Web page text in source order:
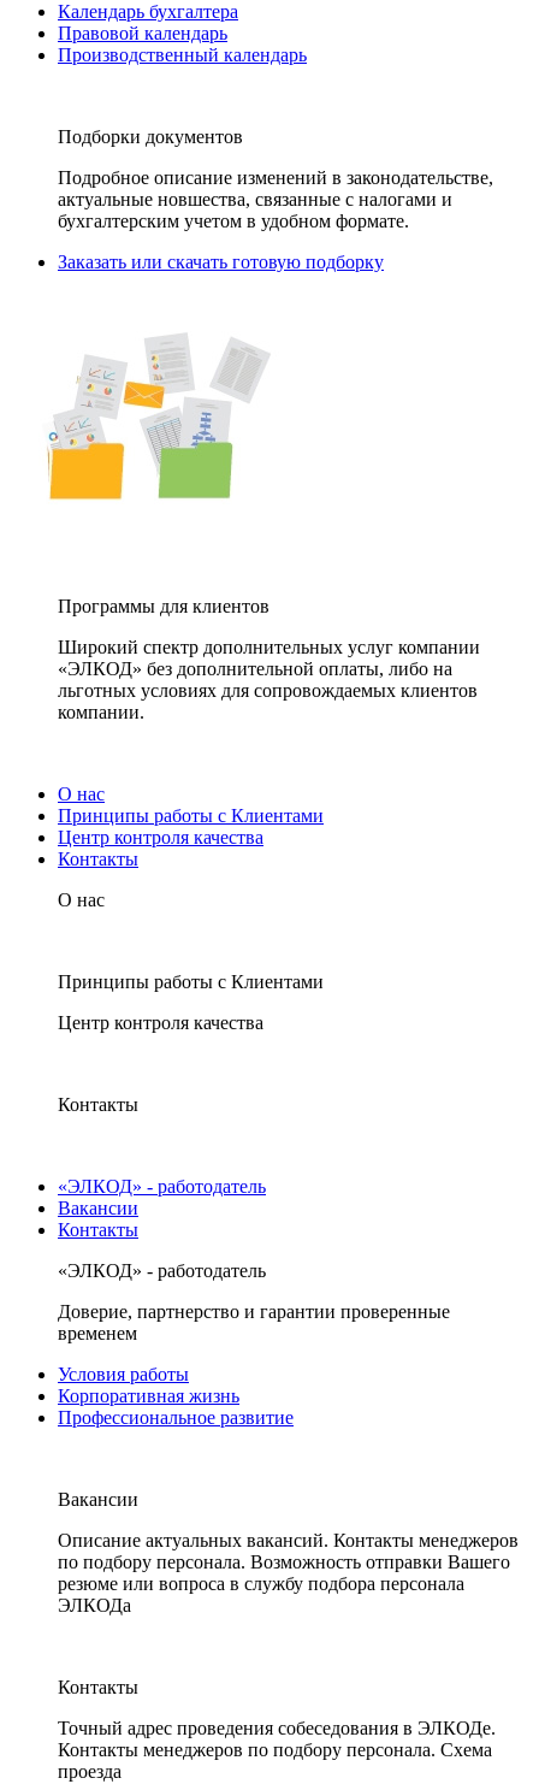
Календарь бухгалтера
Правовой календарь
Производственный календарь
Подборки документов
Подробное описание изменений в законодательстве,
актуальные новшества, связанные с налогами и
бухгалтерским учетом в удобном формате.
Заказать или скачать готовую подборку
Программы для клиентов
Широкий спектр дополнительных услуг компании
«ЭЛКОД» без дополнительной оплаты, либо на
льготных условиях для сопровождаемых клиентов
компании.
О нас
Принципы работы с Клиентами
Центр контроля качества
Контакты
О нас
Принципы работы с Клиентами
Центр контроля качества
Контакты
«ЭЛКОД» - работодатель
Вакансии
Контакты
«ЭЛКОД» - работодатель
Доверие, партнерство и гарантии проверенные
временем
Условия работы
Корпоративная жизнь
Профессиональное развитие
Вакансии
Описание актуальных вакансий. Контакты менеджеров
по подбору персонала. Возможность отправки Вашего
резюме или вопроса в службу подбора персонала
ЭЛКОДа
Контакты
Точный адрес проведения собеседования в ЭЛКОДе.
Контакты менеджеров по подбору персонала. Схема
проезда